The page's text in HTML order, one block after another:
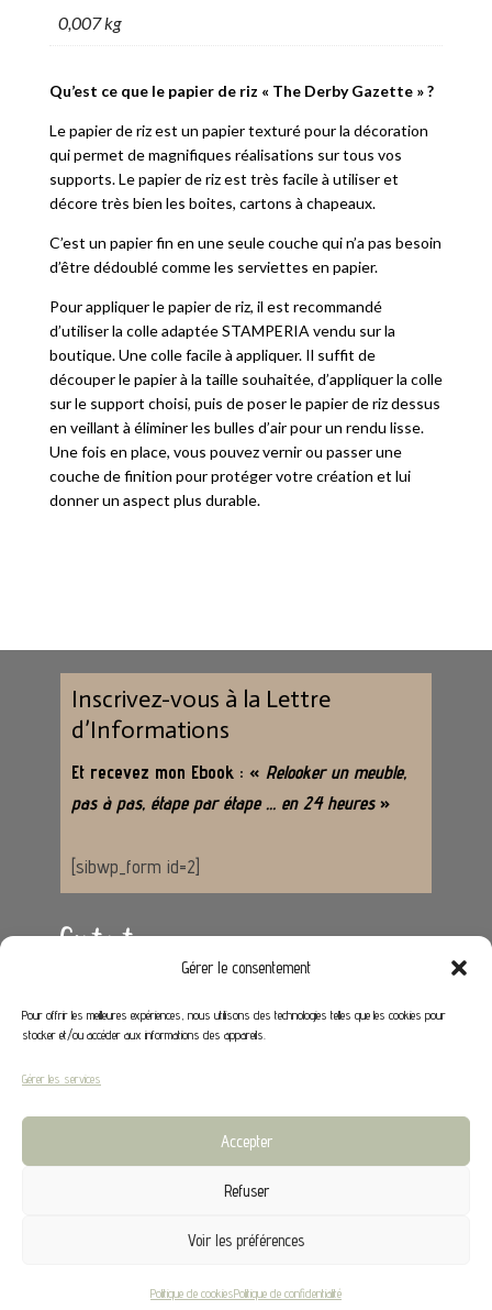
Gérer le consentement
Pour offrir les meilleures expériences, nous utilisons des technologies telles que les cookies pour
stocker et/ou accéder aux informations des appareils.
Gérer les services
Accepter
Refuser
Voir les préférences
Politique de cookiesPolitique de confidentialité
0,007 kg
Qu’est ce que le papier de riz « The Derby Gazette » ?
Le papier de riz est un papier texturé pour la décoration
qui permet de magnifiques réalisations sur tous vos
supports. Le papier de riz est très facile à utiliser et
décore très bien les boites, cartons à chapeaux.
C’est un papier fin en une seule couche qui n’a pas besoin
d’être dédoublé comme les serviettes en papier.
Pour appliquer le papier de riz, il est recommandé
d’utiliser la colle adaptée STAMPERIA vendu sur la
boutique. Une colle facile à appliquer. Il suffit de
découper le papier à la taille souhaitée, d’appliquer la colle
sur le support choisi, puis de poser le papier de riz dessus
en veillant à éliminer les bulles d’air pour un rendu lisse.
Une fois en place, vous pouvez vernir ou passer une
couche de finition pour protéger votre création et lui
donner un aspect plus durable.
Inscrivez-vous à la Lettre
d’Informations
Et recevez mon Ebook : « Relooker un meuble,
pas à pas, étape par étape … en 24 heures »
[sibwp_form id=2]
Contact
contact@stephaniedeco.fr
Liens utiles
Mon compte
de Confidentialité|CGV|Site réalisé par Creapixel62